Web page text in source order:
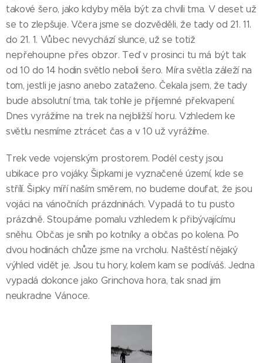
takové šero, jako kdyby měla být za chvíli tma. V deset už
se to zlepšuje. Včera jsme se dozvěděli, že tady od 21. 11.
do 21. 1. Vůbec nevychází slunce, už se totiž
nepřehoupne přes obzor. Teď v prosinci tu má být tak
od 10 do 14 hodin světlo neboli šero. Míra světla záleží na
tom, jestli je jasno anebo zataženo. Čekala jsem, že tady
bude absolutní tma, tak tohle je příjemné překvapení.
Dnes vyrážíme na trek na nejbližší horu. Vzhledem ke
světlu nesmíme ztrácet čas a v 10 už vyrážíme.
Trek vede vojenským prostorem. Podél cesty jsou
ubikace pro vojáky. Šipkami je vyznačené území, kde se
střílí. Šipky míří naším směrem, no budeme doufat, že jsou
vojáci na vánočních prázdninách. Vypadá to tu pusto
prázdně. Stoupáme pomalu vzhledem k přibývajícímu
sněhu. Občas je sníh po kotníky a občas po kolena. Po
dvou hodinách chůze jsme na vrcholu. Naštěstí nějaký
výhled vidět je. Jsou tu hory, kolem kam se podíváš. Jedna
vypadá dokonce jako Grinchova hora, tak snad jim
neukradne Vánoce.